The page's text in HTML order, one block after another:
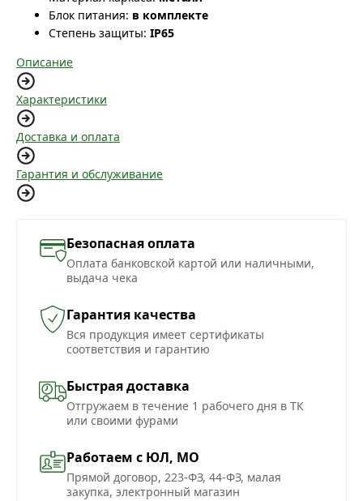
Блок питания: в комплекте
Степень защиты: IP65
Описание
Характеристики
Доставка и оплата
Гарантия и обслуживание
Безопасная оплата
Оплата банковской картой или наличными,
выдача чека
Гарантия качества
Вся продукция имеет сертификаты
соответствия и гарантию
Быстрая доставка
Отгружаем в течение 1 рабочего дня в ТК
или своими фурами
Работаем с ЮЛ, МО
Прямой договор, 223-ФЗ, 44-ФЗ, малая
закупка, электронный магазин